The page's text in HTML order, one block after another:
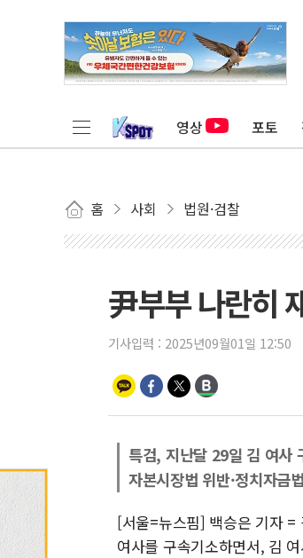
영상 포토
홈 사회 법원·검찰
尹부부 나란히
기사입력 : 2025년09월01일 12:50
특검, 지난달 29일 김 여사
자본시장법 위반·정치자금
[서울=뉴스핌] 백승은 기자 =
여사를 구속기소하면서, 김